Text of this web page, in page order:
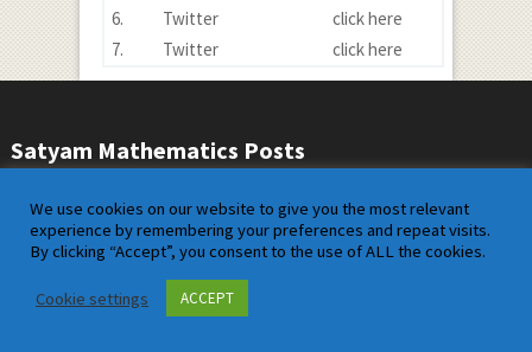
6.
Twitter
click here
7.
Twitter click here
Satyam Mathematics Posts
Contact us
Disclaimer
privacy policy
We use cookies on our website to give you the most relevant
experience by remembering your preferences and repeat visits.
By clicking “Accept”, you consent to the use of ALL the cookies.
Cookie settings ACCEPT